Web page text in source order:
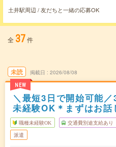
土井駅周辺 / 友だちと一緒の応募OK
全 37件
未読
NEW
掲載日 2026/08/08
＼最短3日で開始可能／
未経験OK＊まずはお話
職種未経験OK 交通費別途支給あり
派遣